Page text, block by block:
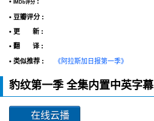
IMDb评分
• 豆瓣评分 :
• 更 新 :
• 翻 译 :
• 类似推荐 : 《阿拉斯加日报第一季》
豹纹第一季 全集内置中英字幕
在线云播